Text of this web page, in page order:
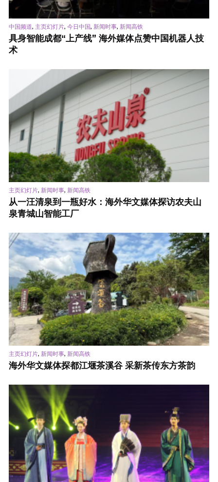
中国频道, 主页幻灯片, 今日中国, 新闻时事, 新闻高铁
具身智能成都“上产线” 海外媒体点赞中国机器人技
术
主页幻灯片, 新闻时事, 新闻高铁
从一汪清泉到一瓶好水：海外华文媒体探访农夫山
泉青城山智能工厂
主页幻灯片, 新闻时事, 新闻高铁
海外华文媒体探都江堰茶溪谷 采新茶传东方茶韵